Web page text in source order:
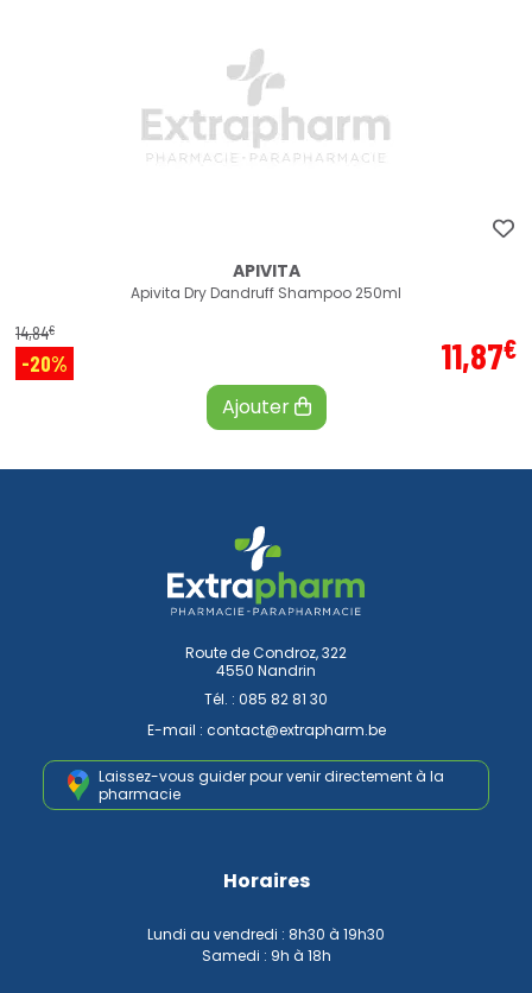
APIVITA
Apivita Dry Dandruff Shampoo 250ml
14,84€
-20% 11,87€
Ajouter
Route de Condroz, 322
4550 Nandrin
Tél. : 085 82 81 30
E-mail : contact@extrapharm.be
Laissez-vous guider pour venirdirectement à la
pharmacie
Horaires
Lundi au vendredi : 8h30 à 19h30
Samedi : 9h à 18h